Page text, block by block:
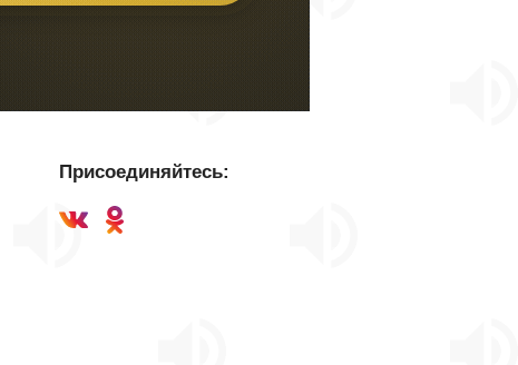
Присоединяйтесь: